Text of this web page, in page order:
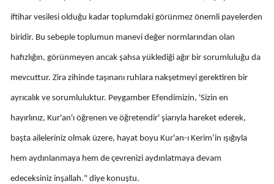
Mersin
İstanbul
İzmir
Kastamonu
Kayseri
iftihar vesilesi olduğu kadar toplumdaki görünmez önemli payelerden
biridir. Bu sebeple toplumun manevi değer normlarından olan
hafızlığın, görünmeyen ancak şahsa yüklediği ağır bir sorumluluğu da
mevcuttur. Zira zihinde taşınanı ruhlara nakşetmeyi gerektiren bir
ayrıcalık ve sorumluluktur. Peygamber Efendimizin, 'Sizin en
hayırlınız, Kur'an'ı öğrenen ve öğretendir' şiarıyla hareket ederek,
başta aileleriniz olmak üzere, hayat boyu Kur'an-ı Kerim’in ışığıyla
hem aydınlanmaya hem de çevrenizi aydınlatmaya devam
edeceksiniz inşallah." diye konuştu.